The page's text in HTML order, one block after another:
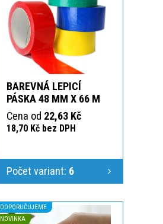
BAREVNÁ LEPICÍ
PÁSKA 48 MM X 66 M
Cena od 22,63 Kč
18,70 Kč bez DPH
Počet variant: 6
DOPORUČUJEME
NOVINKA